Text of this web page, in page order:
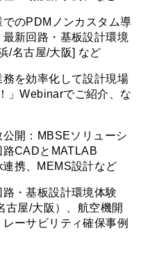
でのPDMノンカスタム導
最新回路・基板設計環境
/名古屋/大阪] など
務を効率化して設計現場
」Webinarでご紹介、な
公開：MBSEソリューシ
路CADとMATLAB
携、MEMS設計など
路・基板設計環境体験
古屋/大阪）、航空機開
ーサビリティ確保事例